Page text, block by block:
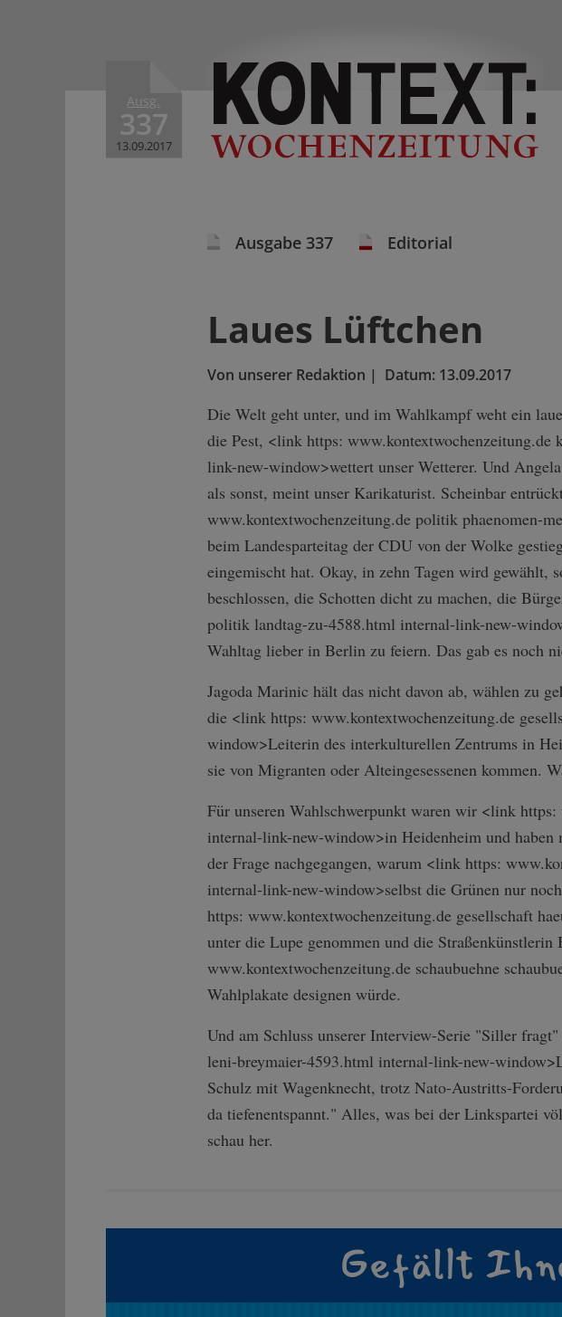
Ausg.
337
13.09.2017
Ausgabe 337 Editorial
Laues Lüftchen
Von unserer Redaktion | Datum: 13.09.2017
Die Welt geht unter, und im Wahlkampf weht ein
die Pest, <link https: www.kontextwochenzeitung.de
link-n­ew-window>wette­rt unser Wetterer. Und
als sonst, meint unser Karikaturist. Scheinbar
www.kontextwochenzeitung.de politik phaenomen-
beim Landesparteitag der CDU von der Wolke
eingemischt hat. Okay, in zehn Tagen wird gewählt,
beschlossen, die Schotten dicht zu machen, die
politik landtag-zu-4588.html internal-link-new-
Wahltag lieber in Berlin zu feiern. Das gab es noch
Jagoda Marinic hält das nicht davon ab, wählen zu
die <link https: www.kontextwochenzeitung.de
window>Leite­rin des interkulturellen Zentrums in
sie von Migranten oder Alteingesessenen kommen.
Für unseren Wahlschwerpunkt waren wir <link
internal-link-new-window>in Heidenheim und
der Frage nachgegangen, warum <link https:
internal-link-n­ew-window>selbs­t die Grünen nur
https: www.kontextwochenzeitung.de gesellschaft
unter die Lupe genommen und die
www.kontextwochenzeitung.de schaubuehne
Wahlplakate designen würde.
Und am Schluss unserer Interview-Serie "Siller
le­ni-breymaier-45­93.html internal-link-new-
Schulz mit Wagenknecht, trotz Nato-Austritts-
da tiefenentspannt." Alles, was bei der Linkspartei
schau her.
Gefällt